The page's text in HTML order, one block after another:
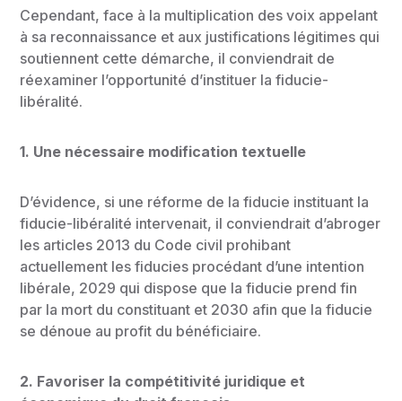
Cependant, face à la multiplication des voix appelant
à sa reconnaissance et aux justifications légitimes qui
soutiennent cette démarche, il conviendrait de
réexaminer l’opportunité d’instituer la fiducie-
libéralité.
1. Une nécessaire modification textuelle
D’évidence, si une réforme de la fiducie instituant la
fiducie-libéralité intervenait, il conviendrait d’abroger
les articles 2013 du Code civil prohibant
actuellement les fiducies procédant d’une intention
libérale, 2029 qui dispose que la fiducie prend fin
par la mort du constituant et 2030 afin que la fiducie
se dénoue au profit du bénéficiaire.
2. Favoriser la compétitivité juridique et